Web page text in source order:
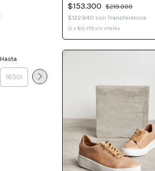
Hasta
$153.300
$219.000
$122.640 con Transferencia
12 x $12.775 sin interés